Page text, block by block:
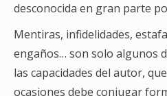
desconocida en gran parte
Mentiras, infidelidades,
engaños… son solo algunos
las capacidades del autor,
ocasiones debe conjugar